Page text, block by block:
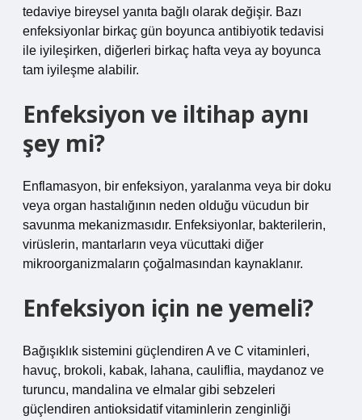
tedaviye bireysel yanıta bağlı olarak değişir. Bazı
enfeksiyonlar birkaç gün boyunca antibiyotik tedavisi
ile iyileşirken, diğerleri birkaç hafta veya ay boyunca
tam iyileşme alabilir.
Enfeksiyon ve iltihap aynı
şey mi?
Enflamasyon, bir enfeksiyon, yaralanma veya bir doku
veya organ hastalığının neden olduğu vücudun bir
savunma mekanizmasıdır. Enfeksiyonlar, bakterilerin,
virüslerin, mantarların veya vücuttaki diğer
mikroorganizmaların çoğalmasından kaynaklanır.
Enfeksiyon için ne yemeli?
Bağışıklık sistemini güçlendiren A ve C vitaminleri,
havuç, brokoli, kabak, lahana, cauliflia, maydanoz ve
turuncu, mandalina ve elmalar gibi sebzeleri
güçlendiren antioksidatif vitaminlerin zenginliği